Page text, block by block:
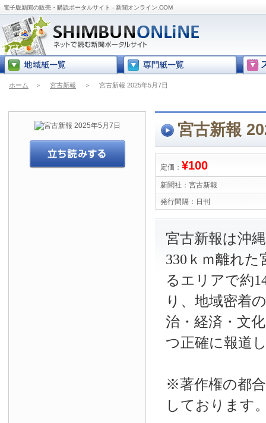
電子版新聞の販売・購読ポータルサイト - 新聞オンライン.COM
ホーム ＞ 宮古新報 ＞ 宮古新報 2025年5月7日
宮古新報
定価： ¥100
新聞社： 宮古新報
発行間隔： 日刊
宮古新報は沖
330ｋｍ離れ
るエリアで約
り、地域密着
治・経済・文
つ正確に報道
※著作権の都
しております